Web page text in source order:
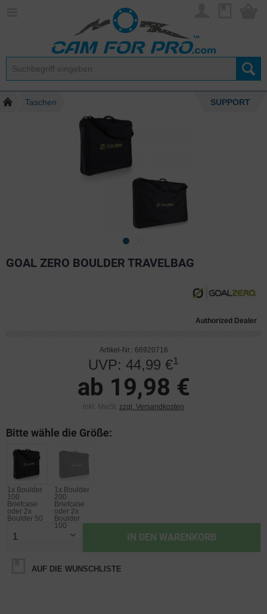
Taschen SUPPORT
GOAL ZERO BOULDER TRAVELBAG
Authorized Dealer
Artikel-Nr.: 66920716
UVP: 44,99 €1
ab 19,98 €
inkl. MwSt. zzgl. Versandkosten
Bitte wähle die Größe:
1x Boulder
100
Briefcase
oder 2x
Boulder 50
1x Boulder
200
Briefcase
oder 2x
Boulder
100
IN DEN WARENKORB
AUF DIE WUNSCHLISTE